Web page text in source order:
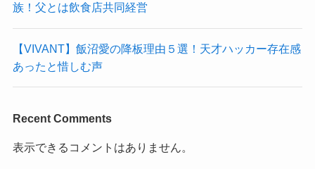
族！父とは飲食店共同経営
【VIVANT】飯沼愛の降板理由５選！天才ハッカー存在感
あったと惜しむ声
Recent Comments
表示できるコメントはありません。